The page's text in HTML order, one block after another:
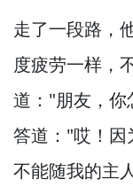
走了一段路，
度疲劳一样，
道："朋友， 你
答道："哎！ 因
不能随我的主